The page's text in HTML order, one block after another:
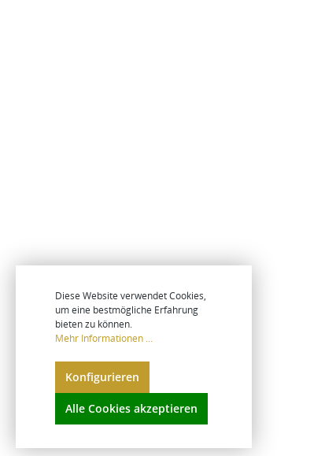
Diese Website verwendet Cookies,
um eine bestmögliche Erfahrung
bieten zu können.
Mehr Informationen ...
Konfigurieren
Alle Cookies akzeptieren